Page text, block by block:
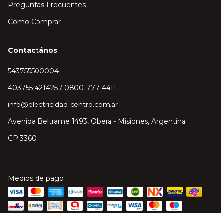
Preguntas Frecuentes
Cómo Comprar
Contactános
543755500004
403755 421425 / 0800-777-4411
info@electricidad-centro.com.ar
Avenida Beltrame 1493, Oberá - Misiones, Argentina
CP.3360
Medios de pago